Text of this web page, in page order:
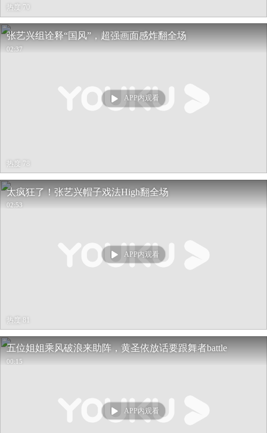
热度 70
张艺兴组诠释“国风”，超强画面感炸翻全场
02:37
APP内观看
热度 78
太疯狂了！张艺兴帽子戏法High翻全场
02:53
APP内观看
热度 81
五位姐姐乘风破浪来助阵，黄圣依放话要跟舞者battle
00:15
APP内观看